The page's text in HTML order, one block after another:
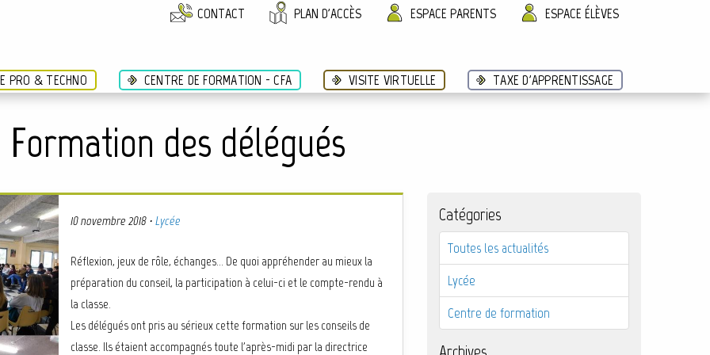
PRO & TECHNO CENTRE DE FORMATION - CFA VISITE VIRTUELLE TAXE D'APPRENTISSAGE
CONTACT PLAN D'ACCÈS ESPACE PARENTS ESPACE ÉLÈVES
Formation des délégués
10 novembre 2018 · Lycée
Réflexion, jeux de rôle, échanges... De quoi appréhender au mieux la
préparation du conseil, la participation à celui-ci et le compte-rendu à
la classe.
Les délégués ont pris au sérieux cette formation sur les conseils de
classe. Ils étaient accompagnés toute l'après-midi par la directrice
Catégories
Toutes les actualités
Lycée
Centre de formation